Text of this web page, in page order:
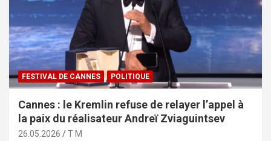
FESTIVAL DE CANNES POLITIQUE
Cannes : le Kremlin refuse de relayer l’appel à
la paix du réalisateur Andreï Zviaguintsev
26.05.2026 T M